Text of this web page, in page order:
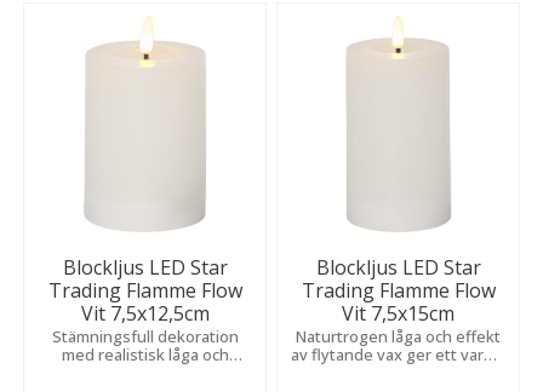
Blockljus LED Star
Trading Flamme Flow
Vit 7,5x12,5cm
Stämningsfull dekoration
med realistisk låga och
Blockljus LED Star
Trading Flamme Flow
Vit 7,5x15cm
Naturtrogen låga och effekt
av flytande vax ger ett varmt,